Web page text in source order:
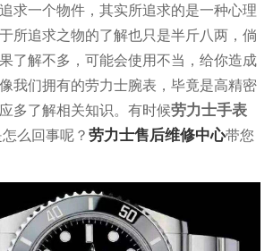
一个物件，其实所追求的是一种心理
所追求之物的了解也只是半斤八两，倘
了解不多，可能会使用不当，给你造成
我们拥有的劳力士腕表，毕竟是高精密
多了解相关知识。有时候劳力士手表
么回事呢？ 劳力士售后维修中心带您